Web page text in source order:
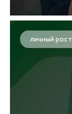
личный рост